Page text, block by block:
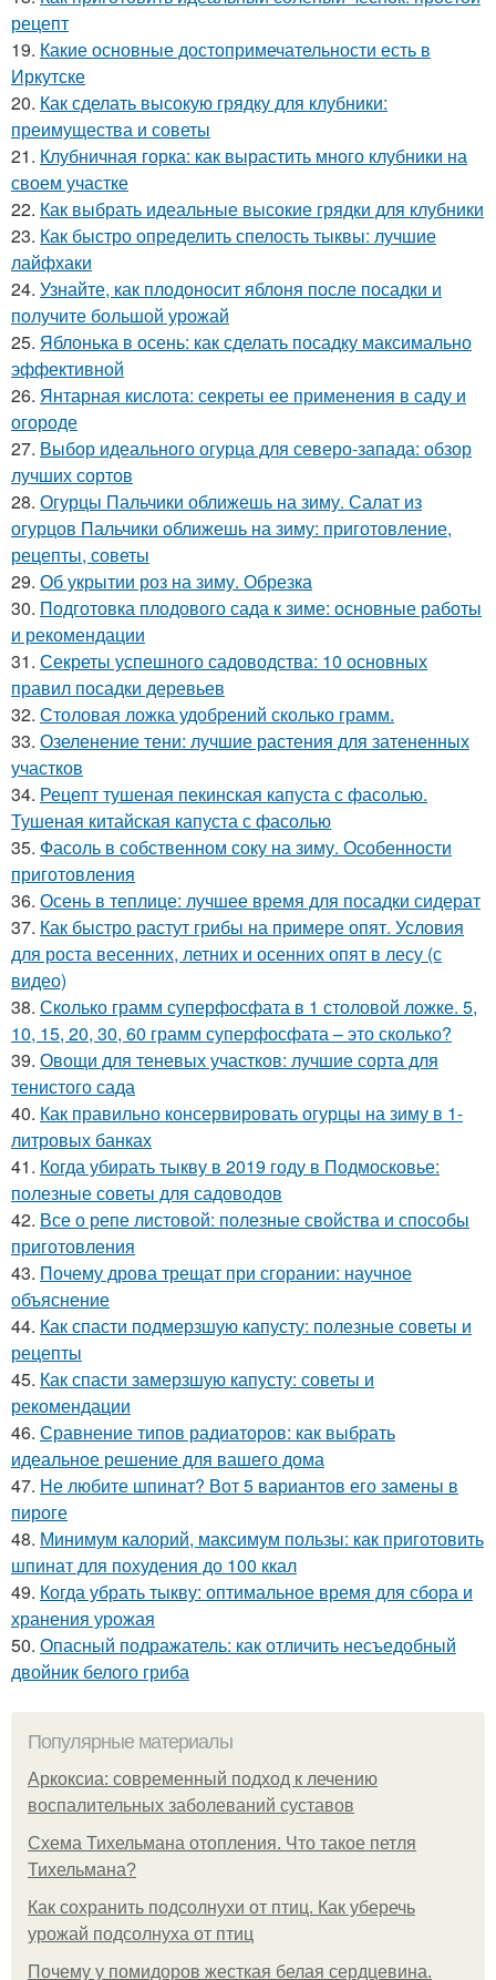
рецепт
19. Какие основные достопримечательности есть в
Иркутске
20. Как сделать высокую грядку для клубники:
преимущества и советы
21. Клубничная горка: как вырастить много клубники на
своем участке
22. Как выбрать идеальные высокие грядки для клубники
23. Как быстро определить спелость тыквы: лучшие
лайфхаки
24. Узнайте, как плодоносит яблоня после посадки и
получите большой урожай
25. Яблонька в осень: как сделать посадку максимально
эффективной
26. Янтарная кислота: секреты ее применения в саду и
огороде
27. Выбор идеального огурца для северо-запада: обзор
лучших сортов
28. Огурцы Пальчики оближешь на зиму. Салат из
огурцов Пальчики оближешь на зиму: приготовление,
рецепты, советы
29. Об укрытии роз на зиму. Обрезка
30. Подготовка плодового сада к зиме: основные работы
и рекомендации
31. Секреты успешного садоводства: 10 основных
правил посадки деревьев
32. Столовая ложка удобрений сколько грамм.
33. Озеленение тени: лучшие растения для затененных
участков
34. Рецепт тушеная пекинская капуста с фасолью.
Тушеная китайская капуста с фасолью
35. Фасоль в собственном соку на зиму. Особенности
приготовления
36. Осень в теплице: лучшее время для посадки сидерат
37. Как быстро растут грибы на примере опят. Условия
для роста весенних, летних и осенних опят в лесу (с
видео)
38. Сколько грамм суперфосфата в 1 столовой ложке. 5,
10, 15, 20, 30, 60 грамм суперфосфата – это сколько?
39. Овощи для теневых участков: лучшие сорта для
тенистого сада
40. Как правильно консервировать огурцы на зиму в 1-
литровых банках
41. Когда убирать тыкву в 2019 году в Подмосковье:
полезные советы для садоводов
42. Все о репе листовой: полезные свойства и способы
приготовления
43. Почему дрова трещат при сгорании: научное
объяснение
44. Как спасти подмерзшую капусту: полезные советы и
рецепты
45. Как спасти замерзшую капусту: советы и
рекомендации
46. Сравнение типов радиаторов: как выбрать
идеальное решение для вашего дома
47. Не любите шпинат? Вот 5 вариантов его замены в
пироге
48. Минимум калорий, максимум пользы: как приготовить
шпинат для похудения до 100 ккал
49. Когда убрать тыкву: оптимальное время для сбора и
хранения урожая
50. Опасный подражатель: как отличить несъедобный
двойник белого гриба
Популярные материалы
Аркоксиа: современный подход к лечению
воспалительных заболеваний суставов
Схема Тихельмана отопления. Что такое петля
Тихельмана?
Как сохранить подсолнухи от птиц. Как уберечь
урожай подсолнуха от птиц
Почему у помидоров жесткая белая сердцевина.